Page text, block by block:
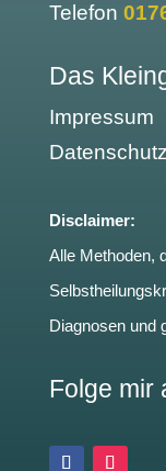
Telefon
Das
Impressum
Disclaimer:
Alle Methoden,
Diagnosen und
Folge mir